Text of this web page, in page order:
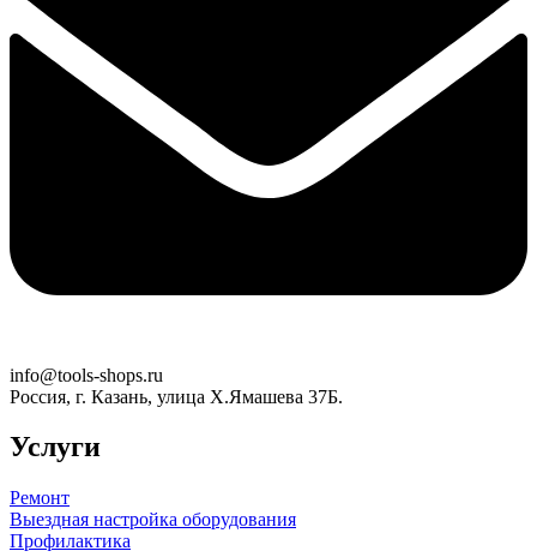
info@tools-shops.ru
Россия, г. Казань, улица Х.Ямашева 37Б.
Услуги
Ремонт
Выездная настройка оборудования
Профилактика